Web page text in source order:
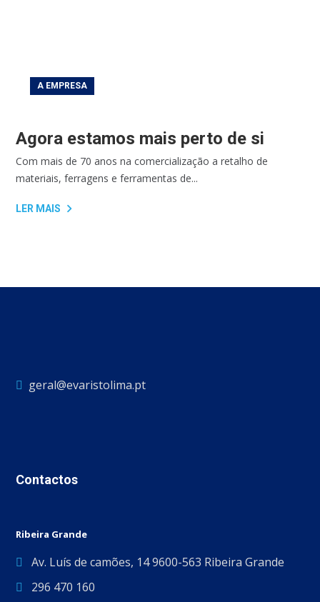
A EMPRESA
Agora estamos mais perto de si
Com mais de 70 anos na comercialização a retalho de
materiais, ferragens e ferramentas de...
LER MAIS
geral@evaristolima.pt
Contactos
Ribeira Grande
Av. Luís de camões, 14 9600-563 Ribeira Grande
296 470 160